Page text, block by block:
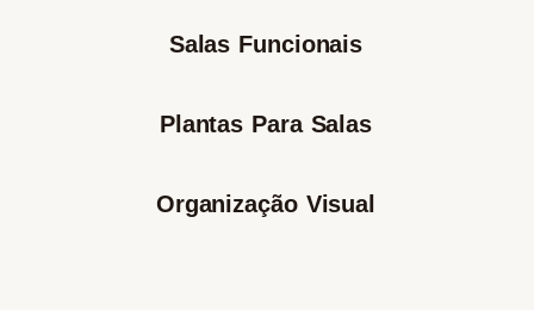
Salas Funcionais
Plantas Para Salas
Organização Visual